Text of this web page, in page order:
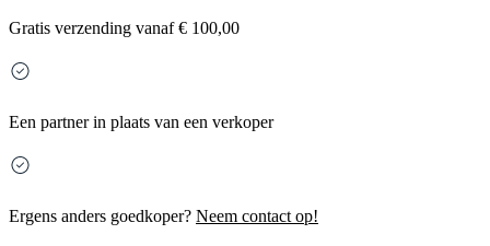
Gratis verzending vanaf € 100,00
Een partner in plaats van een verkoper
Ergens anders goedkoper? Neem contact op!